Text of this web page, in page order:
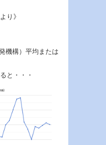
より》
機構）平均または
と・・・